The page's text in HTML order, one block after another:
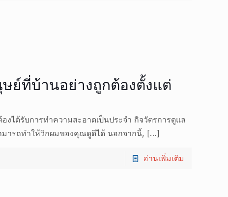
ย์ที่บ้านอย่างถูกต้องตั้งแต่
งได้รับการทำความสะอาดเป็นประจำ กิจวัตรการดูแล
ารถทำให้วิกผมของคุณดูดีได้ นอกจากนี้, […]
อ่านเพิ่มเติม